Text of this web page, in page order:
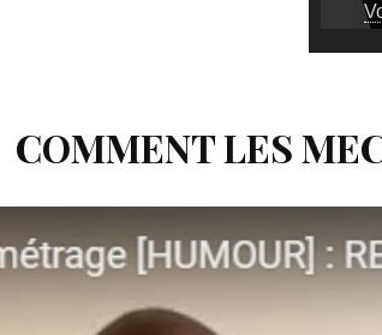
COMMENT LES